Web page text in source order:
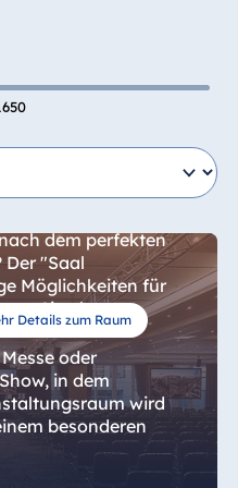
Details zum Raum
dem perfekten
Der "Saal
Möglichkeiten für
Sie planen.
oder
in dem
wird
besonderen